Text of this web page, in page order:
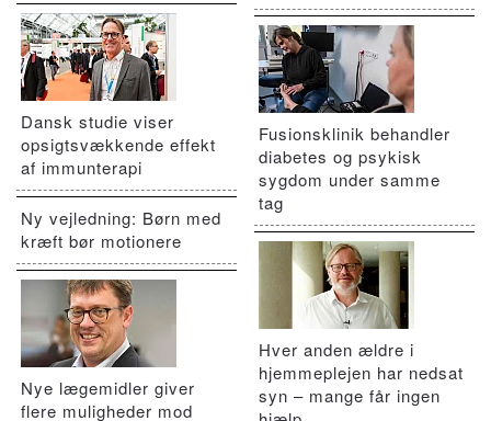
Dansk studie viser
opsigtsvækkende effekt
af immunterapi
Ny vejledning: Børn med
kræft bør motionere
Nye lægemidler giver
flere muligheder mod
Fusionsklinik behandler
diabetes og psykisk
sygdom under samme
tag
Hver anden ældre i
hjemmeplejen har nedsat
syn – mange får ingen